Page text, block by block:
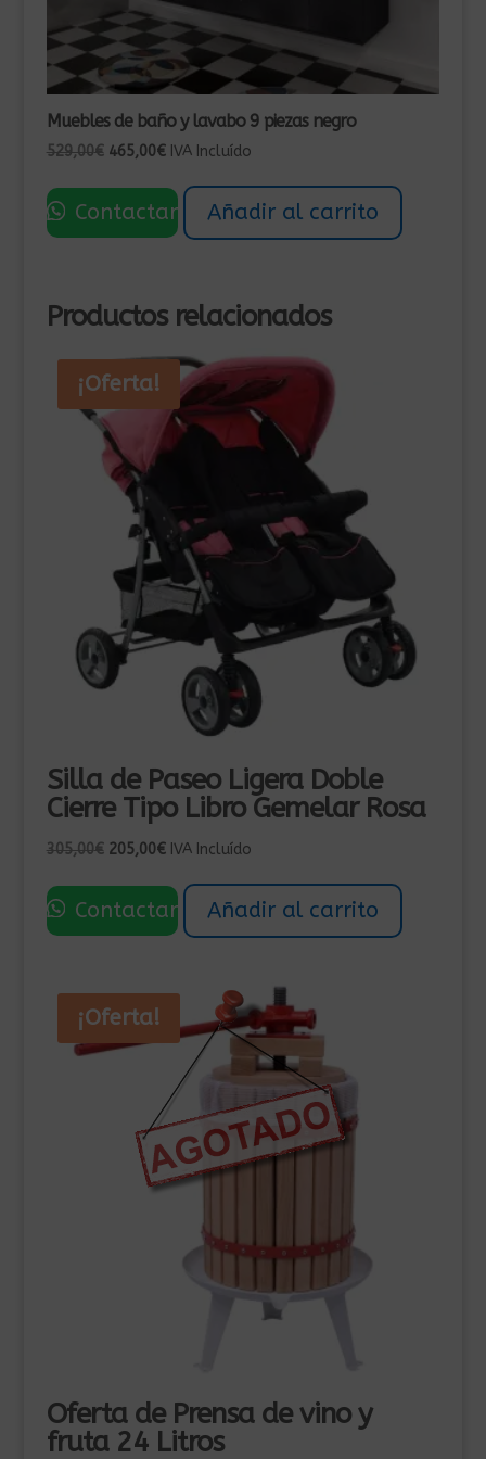
Muebles de baño y lavabo 9 piezas negro
529,00€ El
original
era:
465,00€El
actual
es:
IVA Incluído
Contactar Añadir al carrito
Productos relacionados
¡Oferta!
Silla de Paseo Ligera Doble
Cierre Tipo Libro Gemelar Rosa
305,00€ El
original
era:
205,00€El
actual
es:
IVA Incluído
Contactar Añadir al carrito
¡Oferta!
Oferta de Prensa de vino y
fruta 24 Litros